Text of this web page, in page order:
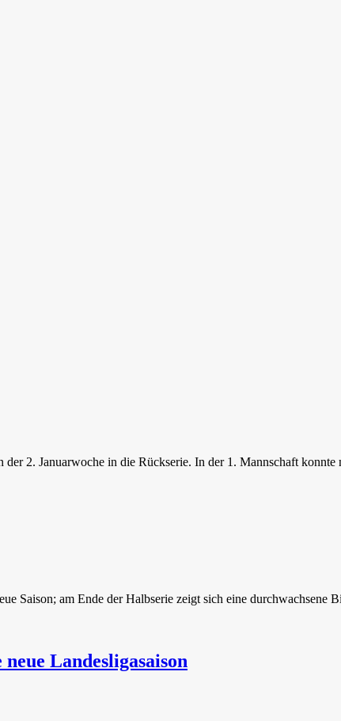
der 2. Januarwoche in die Rückserie. In der 1. Mannschaft
Saison; am Ende der Halbserie zeigt sich eine
Landesligasaison